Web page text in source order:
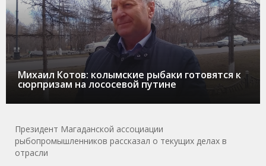
Михаил Котов: колымские рыбаки готовятся к
сюрпризам на лососевой путине
Президент Магаданской ассоциации
рыбопромышленников рассказал о текущих делах в
отрасли